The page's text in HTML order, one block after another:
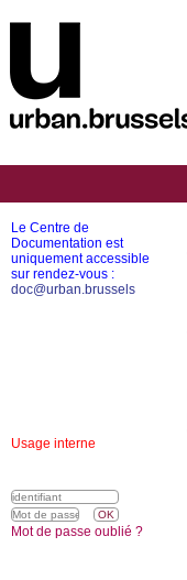
Le Centre de
Documentation est
uniquement accessible
sur rendez-vous :
doc@urban.brussels
Usage interne
Mot de passe oublié ?